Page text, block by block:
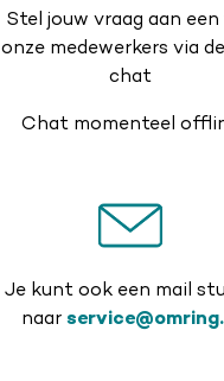
Stel jouw vraag aan een
onze medewerkers via
chat
Chat momenteel
Je kunt ook een mail
naar